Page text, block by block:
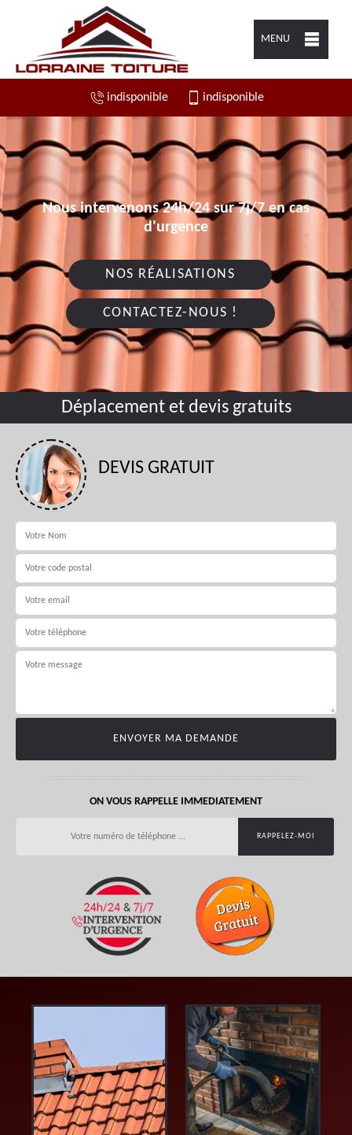
MENU
indisponible indisponible
Nous intervenons 24h/24 sur 7j/7 en cas
d'urgence
NOS RÉALISATIONS
CONTACTEZ-NOUS !
Déplacement et devis gratuits
DEVIS GRATUIT
ON VOUS RAPPELLE IMMEDIATEMENT